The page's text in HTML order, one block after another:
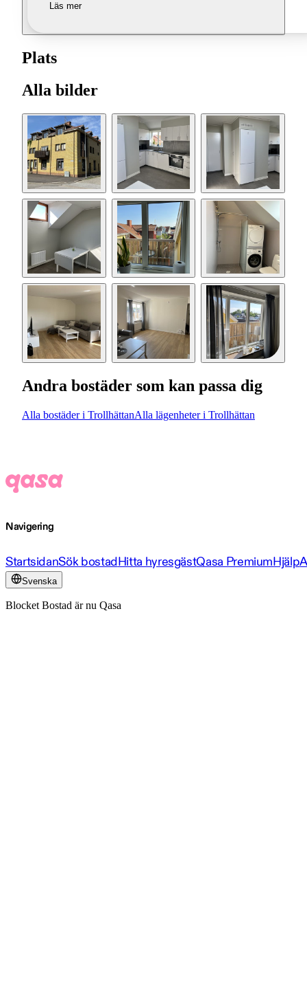
Läs mer
Plats
Alla bilder
Andra bostäder som kan passa dig
Alla bostäder i TrollhättanAlla lägenheter i Trollhättan
Navigering
StartsidanSök bostadHitta hyresgästQasa PremiumHjälp
Svenska
Blocket Bostad är nu Qasa